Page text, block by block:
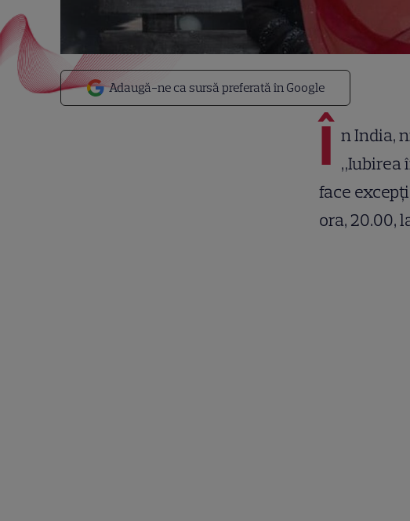
Adaugă-ne ca sursă preferată în Google
Î n India,
„Iubirea
face
ora, 20.00,